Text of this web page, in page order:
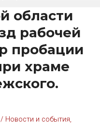
области
рабочей
пробации
храме
/ Новости и события